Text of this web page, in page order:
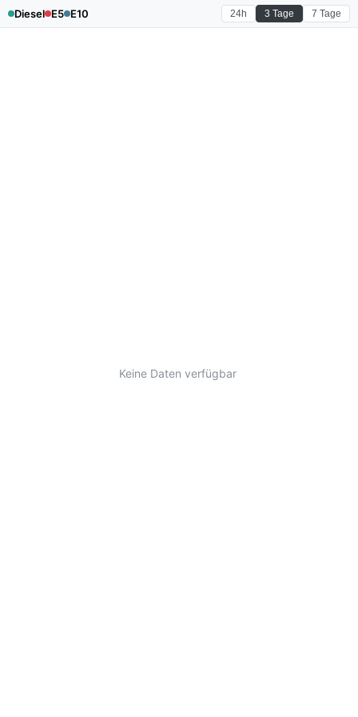
Diesel E5 E10 24h 3 Tage 7 Tage
Keine Daten verfügbar